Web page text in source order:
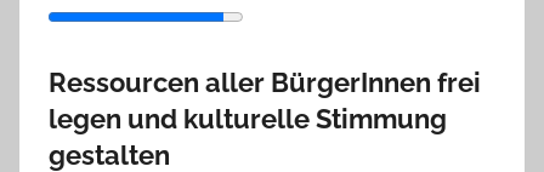
Ressourcen aller BürgerInnen frei
legen und kulturelle Stimmung
gestalten